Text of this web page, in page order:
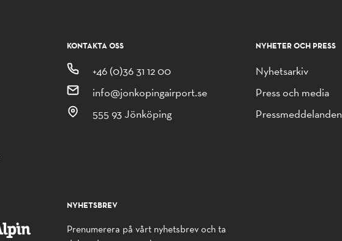
KONTAKTA OSS
+46 (0)36 31 12 00
info@jonkopingairport.se
555 93 Jönköping
NYHETER OCH PRESS
Nyhetsarkiv
Press och media
Pressmeddelanden
NYHETSBREV
Prenumerera på vårt nyhetsbrev och ta